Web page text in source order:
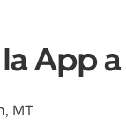
App
MT